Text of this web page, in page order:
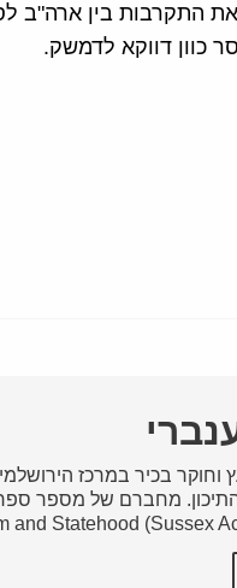
התקרבות בין ארה"ב
כוון דווקא לדמשק.
וחוקר בכיר במרכז הירושלמי
and Statehood (Sussex